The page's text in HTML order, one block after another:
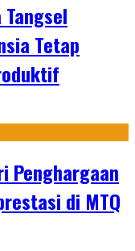
Tetap
Penghargaan
di MTQ